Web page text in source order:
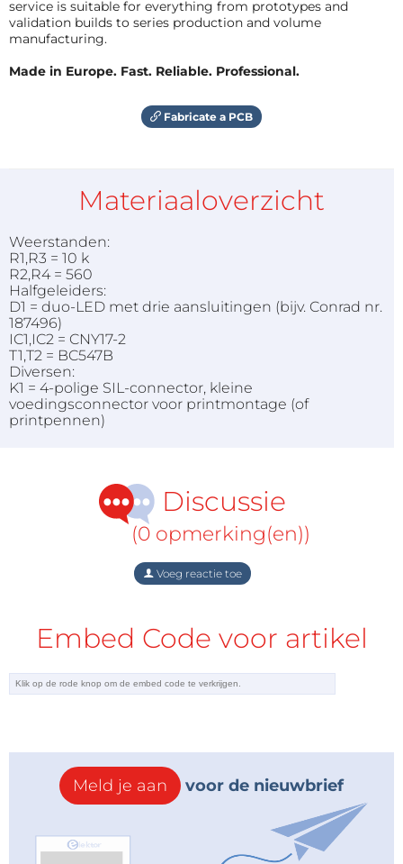
service is suitable for everything from prototypes and
validation builds to series production and volume
manufacturing.
Made in Europe. Fast. Reliable. Professional.
Fabricate a PCB
Materiaaloverzicht
Weerstanden:
R1,R3 = 10 k
R2,R4 = 560
Halfgeleiders:
D1 = duo-LED met drie aansluitingen (bijv. Conrad nr.
187496)
IC1,IC2 = CNY17-2
T1,T2 = BC547B
Diversen:
K1 = 4-polige SIL-connector, kleine
voedingsconnector voor printmontage (of
printpennen)
Discussie
(0 opmerking(en))
Voeg reactie toe
Embed Code voor artikel
Meld je aan voor de nieuwbrief